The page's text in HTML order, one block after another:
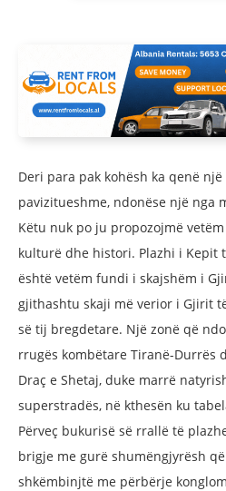
Deri para pak kohësh ka qenë
pavizitueshme, ndonëse një nga
Këtu nuk po ju propozojmë
kulturë dhe histori. Plazhi i Kepit
është vetëm fundi i skajshëm i
gjithashtu skaji më verior i Gjirit
së tij bregdetare. Një zonë që
rrugës kombëtare Tiranë-Durrës
Draç e Shetaj, duke marrë
superstradës, në kthesën ku
Përveç bukurisë së rrallë të
brigje me gurë shumëngjyrësh
shkëmbinjtë me përbërje